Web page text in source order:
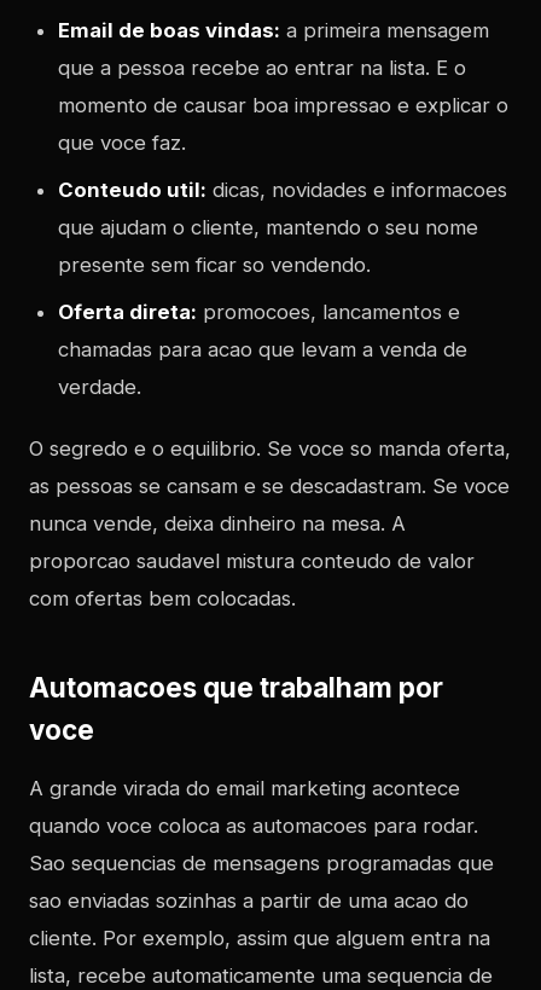
Email de boas vindas: a primeira mensagem
que a pessoa recebe ao entrar na lista. E o
momento de causar boa impressao e explicar o
que voce faz.
Conteudo util: dicas, novidades e informacoes
que ajudam o cliente, mantendo o seu nome
presente sem ficar so vendendo.
Oferta direta: promocoes, lancamentos e
chamadas para acao que levam a venda de
verdade.
O segredo e o equilibrio. Se voce so manda oferta,
as pessoas se cansam e se descadastram. Se voce
nunca vende, deixa dinheiro na mesa. A
proporcao saudavel mistura conteudo de valor
com ofertas bem colocadas.
Automacoes que trabalham por
voce
A grande virada do email marketing acontece
quando voce coloca as automacoes para rodar.
Sao sequencias de mensagens programadas que
sao enviadas sozinhas a partir de uma acao do
cliente. Por exemplo, assim que alguem entra na
lista, recebe automaticamente uma sequencia de